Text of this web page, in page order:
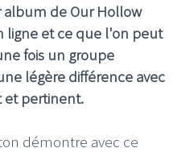
album de Our Hollow
ligne et ce que l'on peut
fois un groupe
légère différence avec
et pertinent.
démontre avec ce